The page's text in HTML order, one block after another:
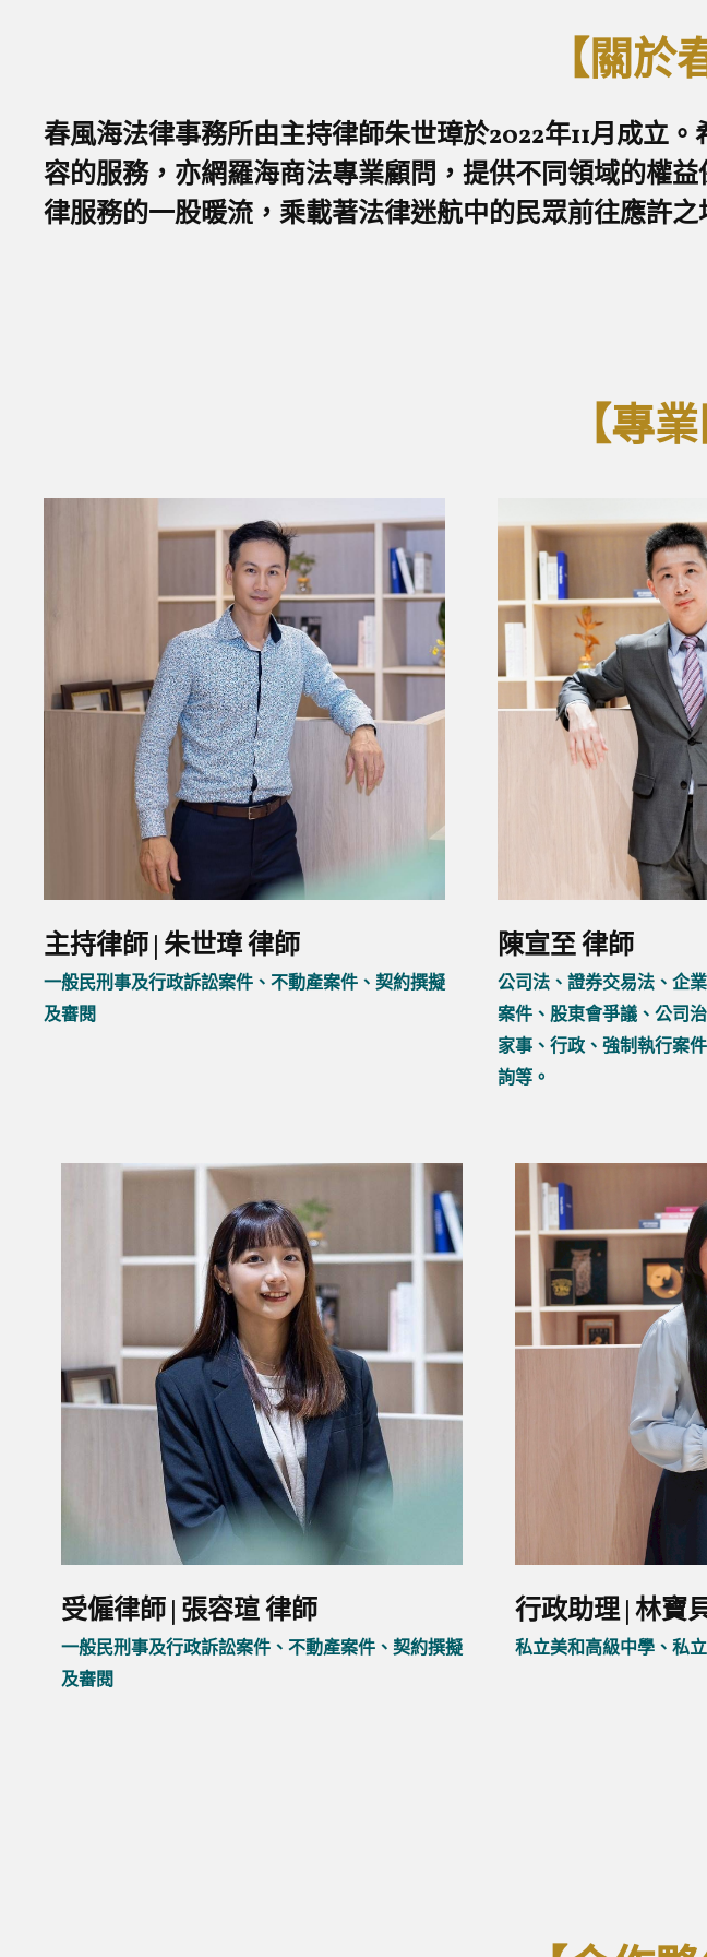
【關於
春風海法律事務所由主持律師朱世璋於2022年11月成立
容的服務，亦網羅海商法專業顧問，提供不同領域的權
律服務的一股暖流，乘載著法律迷航中的民眾前往應許之
【專
主持律師 | 朱世璋 律師
一般民刑事及行政訴訟案件、不動產案件、契約撰擬
及審閱
陳宣至 律師
公司法、證券交易法、企
案件、股東會爭議、公司
家事、行政、強制執行案
詢等。
受僱律師 | 張容瑄 律師
一般民刑事及行政訴訟案件、不動產案件、契約撰擬
及審閱
行政助理 | 林寶
私立美和高級中學、私